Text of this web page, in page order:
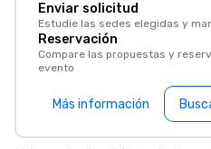
Enviar solicitud
Estudie las sedes elegidas y
Reservación
Compare las propuestas y
evento
Más información